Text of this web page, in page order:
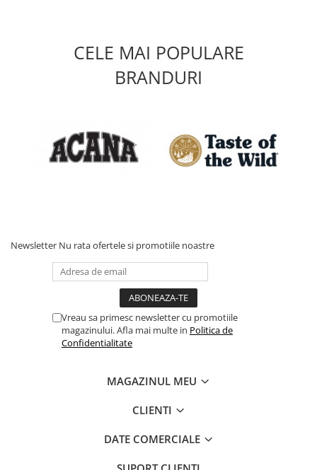
CELE MAI POPULARE
BRANDURI
Newsletter Nu rata ofertele si promotiile noastre
Vreau sa primesc newsletter cu promotiile
magazinului. Afla mai multe in Politica de
Confidentialitate
MAGAZINUL MEU
CLIENTI
DATE COMERCIALE